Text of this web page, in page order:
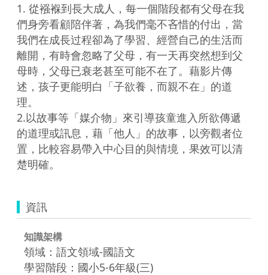
1. 從襁褓到長大成人，每一個階段都有父母在我
們身旁看顧陪伴著，為我們毫不吝惜的付出，當
我們在成長过程卻為了學習、經營自己的生活而
離開，有時會忽略了父母，有一天再突然想到父
母時，父母已衰老甚至可能不在了。藉影片傳
述，孩子更能明白「子欲養，而親不在」的道
理。
2.以故事等「媒介物」來引導孩童進入所欲傳遞
的道理或訊息，藉「他人」的故事，以旁觀者位
置，比較容易帶入中心目的與情境，果效可以清
楚明確。
資訊
知識架構
領域：語文領域-國語文
學習階段：國小5-6年級(三)